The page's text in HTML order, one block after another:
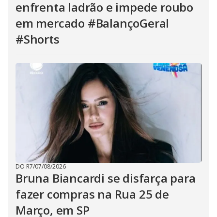
enfrenta ladrão e impede roubo
em mercado #BalançoGeral
#Shorts
DO R7/07/08/2026
Bruna Biancardi se disfarça para
fazer compras na Rua 25 de
Março, em SP